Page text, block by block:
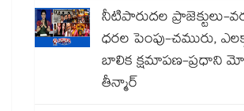
నీటిపారుదల ప్రాజెక్టులు-
ధరల పెంపు-చమురు,
బాలిక క్షమాపణ-ప్రధాని
తీన్మార్